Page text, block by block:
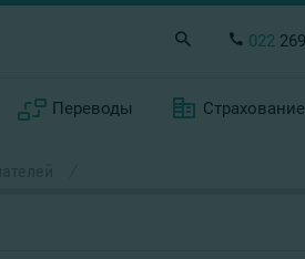
022
Переводы Страхование